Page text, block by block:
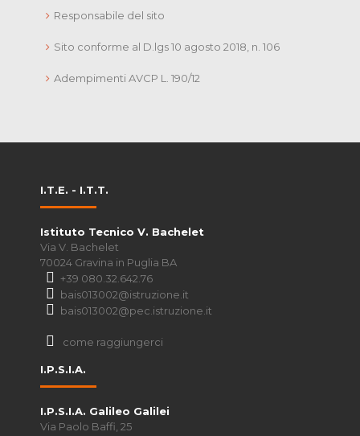
Responsabile del sito
Sito conforme al D.lgs 10 agosto 2018, n. 106
Adempimenti AVCP L. 190/12
I.T.E. - I.T.T.
Istituto Tecnico V. Bachelet
Via V. Bachelet
70024 Gravina in Puglia BA
+39 080.32.642.76
bais013002@istruzione.it
bais013002@pec.istruzione.it
come raggiungerci
I.P.S.I.A.
I.P.S.I.A. Galileo Galilei
Via Paolo Baffi, 25